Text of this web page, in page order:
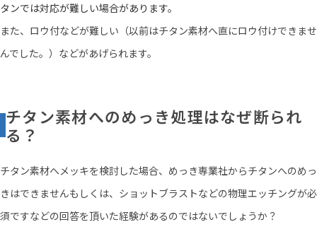
タンでは対応が難しい場合があります。
また、ロウ付などが難しい（以前はチタン素材へ直にロウ付けできませ
んでした。）などがあげられます。
チタン素材へのめっき処理はなぜ断られ
る？
チタン素材へメッキを検討した場合、めっき専業社からチタンへのめっ
きはできませんもしくは、ショットブラストなどの物理エッチングが必
須ですなどの回答を頂いた経験があるのではないでしょうか？